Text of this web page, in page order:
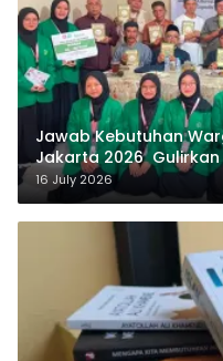
Jawab Kebutuhan
Jakarta 2026 Gulirkan
Sukamanah
16 July 2026